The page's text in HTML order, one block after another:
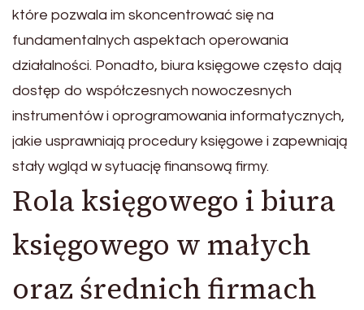
które pozwala im skoncentrować się na
fundamentalnych aspektach operowania
działalności. Ponadto, biura księgowe często dają
dostęp do współczesnych nowoczesnych
instrumentów i oprogramowania informatycznych,
jakie usprawniają procedury księgowe i zapewniają
stały wgląd w sytuację finansową firmy.
Rola księgowego i biura
księgowego w małych
oraz średnich firmach